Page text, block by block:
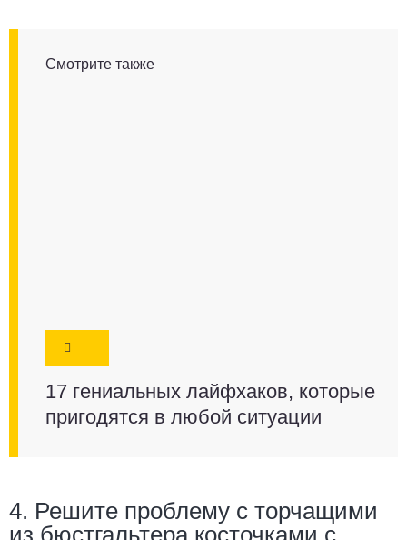
Смотрите также
17 гениальных лайфхаков, которые
пригодятся в любой ситуации
4. Решите проблему с торчащими
из бюстгальтера косточками с